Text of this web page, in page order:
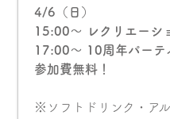
4/6（日）
15:00〜 レクリエーシ
17:00〜 10周年パーテ
参加費無料！
※ソフトドリンク・ア